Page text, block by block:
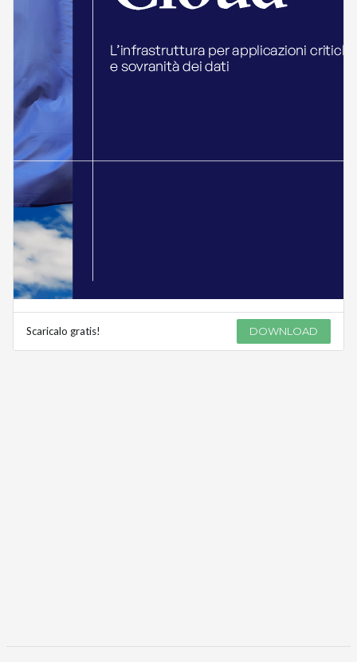
Scaricalo gratis! DOWNLOAD